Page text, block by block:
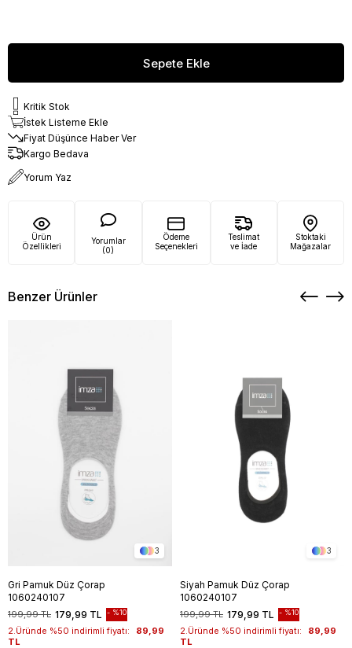
Kritik Stok
İstek Listeme Ekle
Fiyat Düşünce Haber Ver
Kargo Bedava
Yorum Yaz
Ürün
Özellikleri
Yorumlar
(0)
Ödeme
Seçenekleri
Teslimat
ve İade
Stoktaki
Mağazalar
Benzer Ürünler
3
Gri Pamuk Düz Çorap
1060240107
179,99 TL
199,99 TL %10
2.Üründe %50 indirimli fiyatı:
89,99
TL
3
Siyah Pamuk Düz Çorap
1060240107
179,99 TL
199,99 TL %10
2.Üründe %50 indirimli fiyatı:
89,99
TL